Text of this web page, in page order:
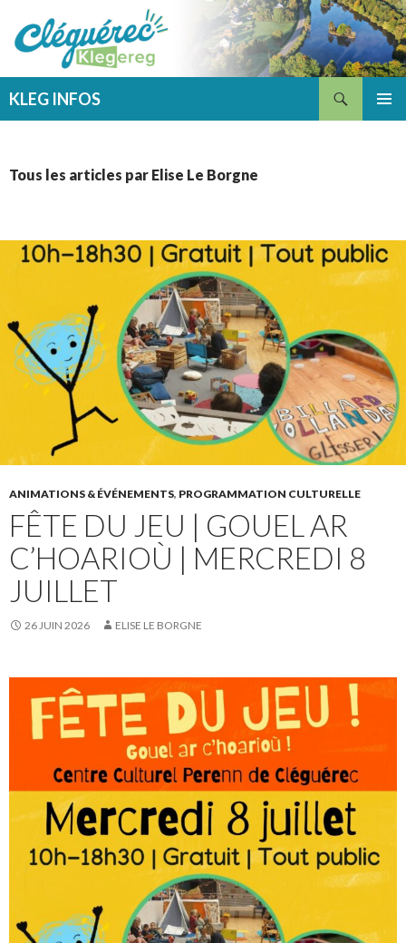
KLEG INFOS
Tous les articles par Elise Le Borgne
ANIMATIONS & ÉVÉNEMENTS, PROGRAMMATION CULTURELLE
FÊTE DU JEU | GOUEL AR
C’HOARIOÙ | MERCREDI 8
JUILLET
26 JUIN 2026 ELISE LE BORGNE